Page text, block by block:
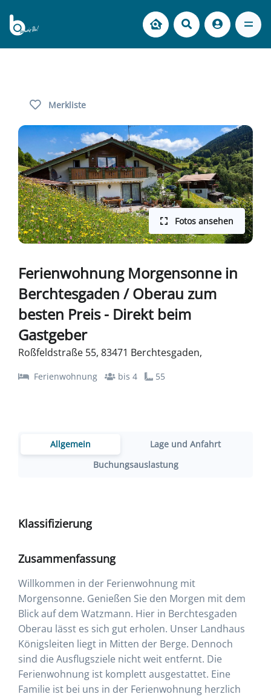
Merkliste
Fotos ansehen
Ferienwohnung Morgensonne in
Berchtesgaden / Oberau zum
besten Preis - Direkt beim
Gastgeber
Roßfeldstraße 55, 83471 Berchtesgaden,
Ferienwohnung bis 4 55
Allgemein
Lage und Anfahrt
Buchungsauslastung
Klassifizierung
Zusammenfassung
Willkommen in der Ferienwohnung mit
Morgensonne. Genießen Sie den Morgen mit dem
Blick auf dem Watzmann. Hier in Berchtesgaden
Oberau lässt es sich gut erholen. Unser Landhaus
Königsleiten liegt in Mitten der Berge. Dennoch
sind die Ausflugsziele nicht weit entfernt. Die
Ferienwohnung ist komplett ausgestattet. Eine
Familie ist bei uns in der Ferienwohnung herzlich